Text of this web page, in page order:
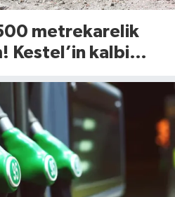
metrekarelik
Kestel’in kalbi